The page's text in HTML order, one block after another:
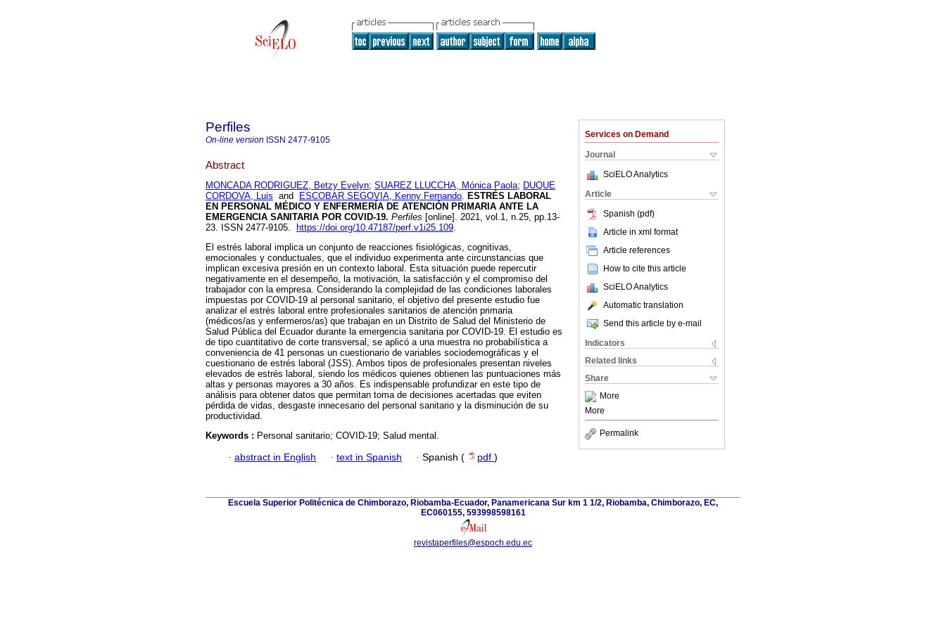
Services on Demand
Journal
SciELO Analytics
Article
Spanish (pdf)
Article in xml format
Article references
How to cite this article
SciELO Analytics
Automatic translation
Send this article by e-mail
Indicators
Related links
Share
More
More
Permalink
Perfiles
On-line version ISSN 2477-9105
Abstract
MONCADA RODRIGUEZ, Betzy Evelyn; SUAREZ LLUCCHA, Mónica Paola; DUQUE
CORDOVA, Luis and ESCOBAR SEGOVIA, Kenny Fernando. ESTRÉS LABORAL
EN PERSONAL MÉDICO Y ENFERMERÍA DE ATENCIÓN PRIMARIA ANTE LA
EMERGENCIA SANITARIA POR COVID-19. Perfiles [online]. 2021, vol.1, n.25, pp.13-
23. ISSN 2477-9105.
https://doi.org/10.47187/perf.v1i25.109.
El estrés laboral implica un conjunto de reacciones fisiológicas, cognitivas,
emocionales y conductuales, que el individuo experimenta ante circunstancias que
implican excesiva presión en un contexto laboral. Esta situación puede repercutir
negativamente en el desempeño, la motivación, la satisfacción y el compromiso del
trabajador con la empresa. Considerando la complejidad de las condiciones laborales
impuestas por COVID-19 al personal sanitario, el objetivo del presente estudio fue
analizar el estrés laboral entre profesionales sanitarios de atención primaria
(médicos/as y enfermeros/as) que trabajan en un Distrito de Salud del Ministerio de
Salud Pública del Ecuador durante la emergencia sanitaria por COVID-19. El estudio es
de tipo cuantitativo de corte transversal, se aplicó a una muestra no probabilística a
conveniencia de 41 personas un cuestionario de variables sociodemográficas y el
cuestionario de estrés laboral (JSS). Ambos tipos de profesionales presentan niveles
elevados de estrés laboral, siendo los médicos quienes obtienen las puntuaciones más
altas y personas mayores a 30 años. Es indispensable profundizar en este tipo de
análisis para obtener datos que permitan toma de decisiones acertadas que eviten
pérdida de vidas, desgaste innecesario del personal sanitario y la disminución de su
productividad.
Keywords : Personal sanitario; COVID-19; Salud mental.
· abstract in English · text in Spanish · Spanish ( pdf )
Escuela Superior Politécnica de Chimborazo, Riobamba-Ecuador, Panamericana Sur km 1 1/2, Riobamba, Chimborazo, EC,
EC060155, 593998598161
revistaperfiles@espoch.edu.ec